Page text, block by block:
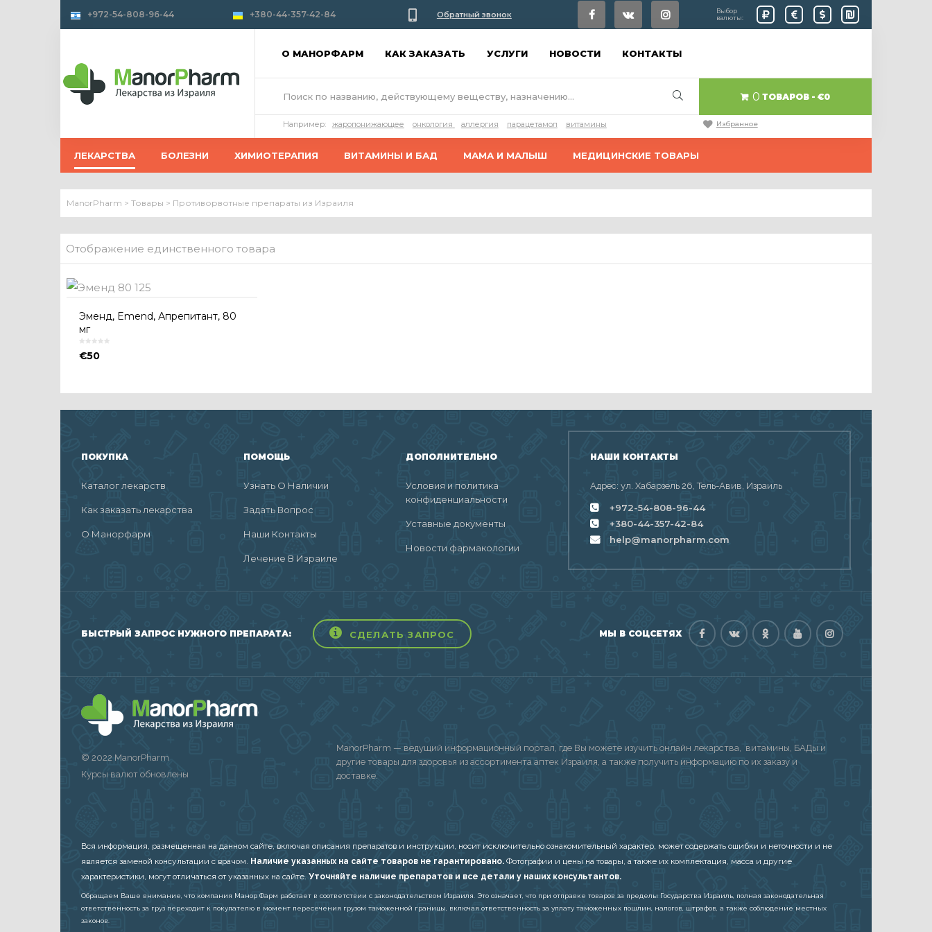
+972-54-808-96-44 +380-44-357-42-84 Обратный звонок
Выбор
валюты:
О МАНОРФАРМ КАК ЗАКАЗАТЬ УСЛУГИ НОВОСТИ КОНТАКТЫ
0 ТОВАРОВ €0
Например: жаропонижающее онкология аллергия парацетамол витамины Избранное
ЛЕКАРСТВА БОЛЕЗНИ ХИМИОТЕРАПИЯ ВИТАМИНЫ И БАД МАМА И МАЛЫШ МЕДИЦИНСКИЕ ТОВАРЫ
ManorPharm > Товары > Противорвотные препараты из Израиля
Отображение единственного товара
Эменд, Emend, Апрепитант, 80
мг
€50
ПОКУПКА
Каталог лекарств
Как заказать лекарства
О Манорфарм
ПОМОЩЬ
Узнать О Наличии
Задать Вопрос
Наши Контакты
Лечение В Израиле
ДОПОЛНИТЕЛЬНО
Условия и политика
конфиденциальности
Уставные документы
Новости фармакологии
НАШИ КОНТАКТЫ
Адрес: ул. Хабарзель 26, Тель-Авив, Израиль
+972-54-808-96-44
+380-44-357-42-84
help@manorpharm.com
БЫСТРЫЙ ЗАПРОС НУЖНОГО ПРЕПАРАТА: СДЕЛАТЬ ЗАПРОС МЫ В СОЦСЕТЯХ
© 2022 ManorPharm
Курсы валют обновлены
ManorPharm — ведущий информационный портал, где Вы можете изучить онлайн лекарства, витамины, БАДы и
другие товары для здоровья из ассортимента аптек Израиля, а также получить информацию по их заказу и
доставке.
Вся информация, размещенная на данном сайте, включая описания препаратов и инструкции, носит исключительно ознакомительный характер, может содержать ошибки и неточности и не
является заменой консультации с врачом. Наличие указанных на сайте товаров не гарантировано. Фотографии и цены на товары, а также их комплектация, масса и другие
характеристики, могут отличаться от указанных на сайте. Уточняйте наличие препаратов и все детали у наших консультантов.
Обращаем Ваше внимание, что компания Манор Фарм работает в соответствии с законодательством Израиля. Это означает, что при отправке товаров за пределы Государства Израиль, полная законодательная
ответственность за груз переходит к покупателю в момент пересечения грузом таможенной границы, включая ответственность за уплату таможенных пошлин, налогов, штрафов, а также соблюдение местных
законов.